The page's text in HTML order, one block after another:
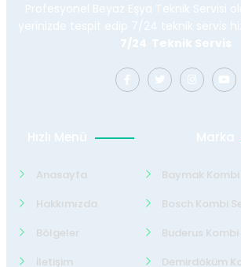
Profesyonel Beyaz Eşya Teknik Servisi
yerinizde tespit edip 7/24 teknik servis
7/24 Teknik Servis
Hızlı Menü
Anasayfa
Hakkımızda
Bölgeler
İletişim
Marka
Baymak Kombi
Bosch Kombi
Buderus Kombi
Demirdöküm